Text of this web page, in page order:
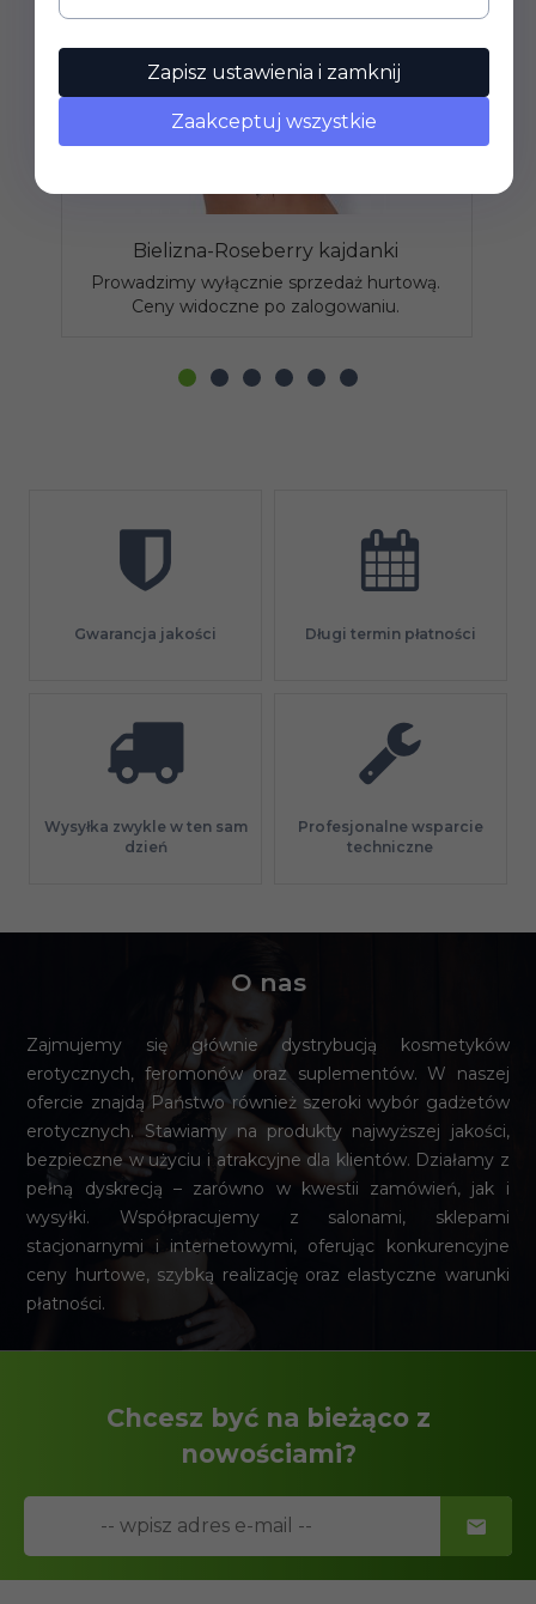
Bielizna-Roseberry kajdanki
Prowadzimy wyłącznie sprzedaż hurtową.
Ceny widoczne po zalogowaniu.
Gwarancja jakości Długi termin płatności
Wysyłka zwykle w ten sam
dzień
Profesjonalne wsparcie
techniczne
O nas
Zajmujemy się głównie dystrybucją kosmetyków
erotycznych, feromonów oraz suplementów. W naszej
ofercie znajdą Państwo również szeroki wybór gadżetów
erotycznych. Stawiamy na produkty najwyższej jakości,
bezpieczne w użyciu i atrakcyjne dla klientów. Działamy z
pełną dyskrecją – zarówno w kwestii zamówień, jak i
wysyłki. Współpracujemy z salonami, sklepami
stacjonarnymi i internetowymi, oferując konkurencyjne
ceny hurtowe, szybką realizację oraz elastyczne warunki
płatności.
Chcesz być na bieżąco z
nowościami?
Zapisz ustawienia i zamknij
Zaakceptuj wszystkie